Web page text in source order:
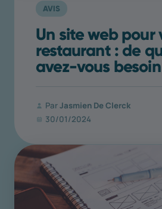
AVIS
Un site web pour
restaurant : de
avez-vous
ParJasmien De Clerck
30/01/2024